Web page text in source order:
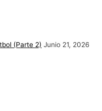
(Parte 2) Junio 21, 2026